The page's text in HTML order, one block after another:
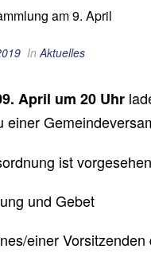
In Aktuelles
April um 20 Uhr
einer
ist
und Gebet
einer